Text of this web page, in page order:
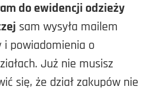
do ewidencji odzieży
sam wysyła mailem
i powiadomienia o
Już nie musisz
się, że dział zakupów nie